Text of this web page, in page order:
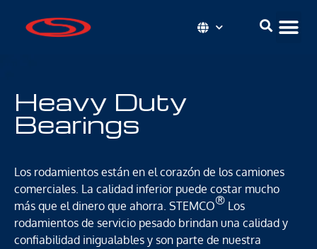
Heavy Duty
Bearings
Los rodamientos están en el corazón de los camiones
comerciales. La calidad inferior puede costar mucho
más que el dinero que ahorra. STEMCO® Los
rodamientos de servicio pesado brindan una calidad y
confiabilidad inigualables y son parte de nuestra